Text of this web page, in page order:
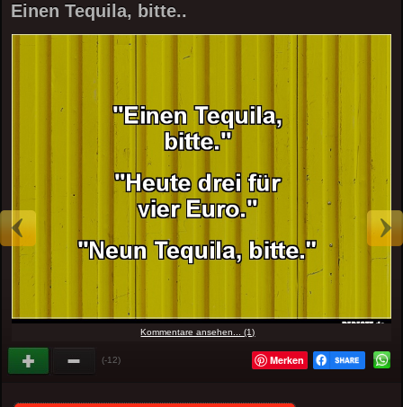
Einen Tequila, bitte..
Kommentare ansehen... (1)
(-12) Merken